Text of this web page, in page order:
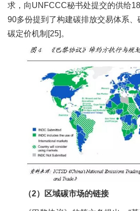
求，向UNFCCC秘书处提交的供给
90多份提到了构建碳排放交易体系
碳定价机制[25]。
（2） 区域碳市场的链接